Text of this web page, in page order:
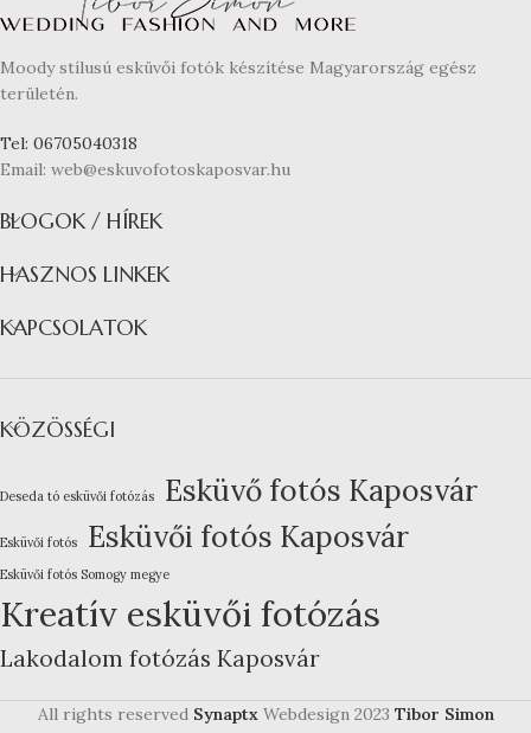
Moody stílusú esküvői fotók készítése Magyarország egész
területén.
Tel: 06705040318
Email: web@eskuvofotoskaposvar.hu
BLOGOK / HÍREK
HASZNOS LINKEK
KAPCSOLATOK
KÖZÖSSÉGI
Deseda tó esküvői fotózás Esküvő fotós Kaposvár
Esküvői fotós Esküvői fotós Kaposvár
Esküvői fotós Somogy megye
Kreatív esküvői fotózás
Lakodalom fotózás Kaposvár
All rights reserved Synaptx Webdesign 2023 Tibor Simon